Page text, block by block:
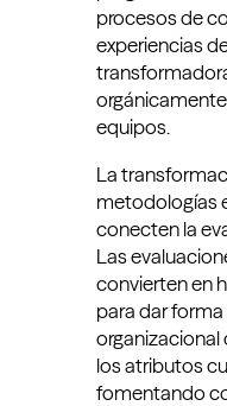
procesos de
experiencias
equipos.
La
metodologías
conecten la
Las
convierten en
para dar forma
organizacional
los atributos
fomentando